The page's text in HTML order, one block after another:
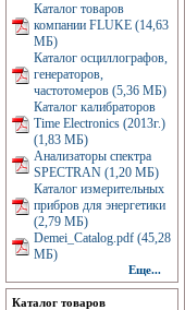
Каталог товаров
компании FLUKE (14,63
МБ)
Каталог осциллографов,
генераторов,
частотомеров (5,36 МБ)
Каталог калибраторов
Time Electronics (2013г.)
(1,83 МБ)
Анализаторы спектра
SPECTRAN (1,20 МБ)
Каталог измерительных
прибров для энергетики
(2,79 МБ)
Demei_Catalog.pdf (45,28
МБ)
Еще...
Каталог товаров